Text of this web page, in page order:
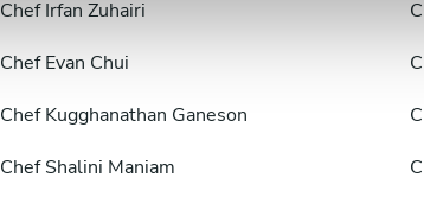
Chef Irfan Zuhairi
Chef Evan Chui
Chef Kugghanathan Ganeson
Chef Shalini Maniam